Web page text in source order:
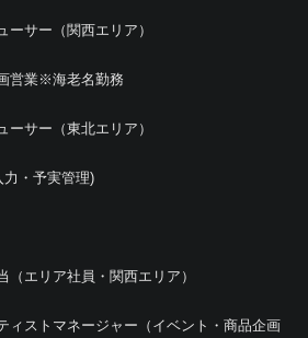
ーサー（関西エリア）
営業※海老名勤務
ーサー（東北エリア）
・予実管理)
（エリア社員・関西エリア）
ィストマネージャー（イベント・商品企画